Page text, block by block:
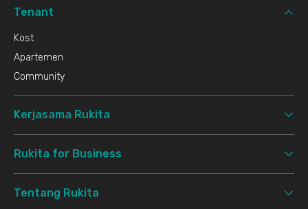
Tenant
Kost
Apartemen
Community
Kerjasama Rukita
Rukita for Business
Tentang Rukita